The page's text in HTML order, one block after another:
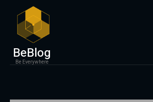
BeBlog
Be Everywhere